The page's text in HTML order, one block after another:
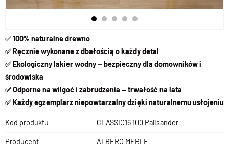
✅100% naturalne drewno
✅ Ręcznie wykonane z dbałością o każdy detal
✅ Ekologiczny lakier wodny — bezpieczny dla domowników i
środowiska
✅ Odporne na wilgoć i zabrudzenia — trwałość na lata
✅ Każdy egzemplarz niepowtarzalny dzięki naturalnemu usłojeniu
Kod produktu CLASSIC16 100 Palisander
Producent ALBERO MEBLE